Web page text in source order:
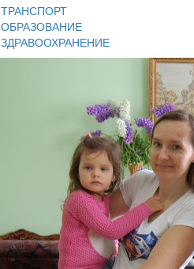
ТРАНСПОРТ
ОБРАЗОВАНИЕ
ЗДРАВООХРАНЕНИЕ